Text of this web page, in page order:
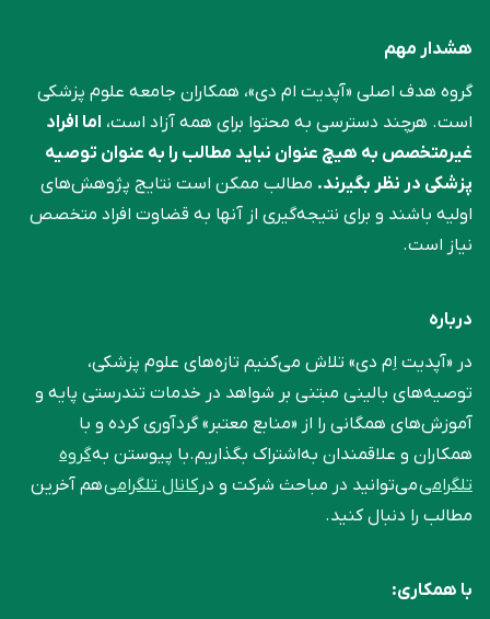
هشدار مهم
گروه هدف اصلی «آپدیت ام دی»، همکاران جامعه علوم ‌پزشکی
است. هرچند دسترسی به محتوا برای همه آزاد است، اما افراد
غیرمتخصص به هیچ عنوان نباید مطالب را به عنوان توصیه
پزشکی در نظر بگیرند. مطالب ممکن است نتایج پژوهش‌های
اولیه باشند و برای نتیجه‌گیری از آنها به قضاوت افراد متخصص
نیاز است.
درباره
در «آپدیت اِم دی» تلاش می‌کنیم تازه‌های علوم پزشکی،
توصیه‌های بالینی مبتنی بر شواهد در خدمات تندرستی پایه و
آموزش‌های همگانی را از «منابع معتبر» گردآوری کرده و با
همکاران و علاقمندان به‌اشتراک بگذاریم.با پیوستن بهگروه
تلگرامیمی‌توانید در مباحث شرکت و درکانال تلگرامیهم آخرین
مطالب را دنبال کنید.
با همکاری: